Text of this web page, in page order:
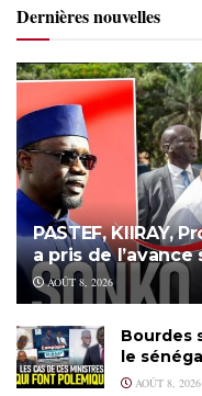
Dernières nouvelles
PASTEF, KIIRAY,
a pris de
AOÛT 8, 2026
Bourdes
le
AOÛT 8, 2026